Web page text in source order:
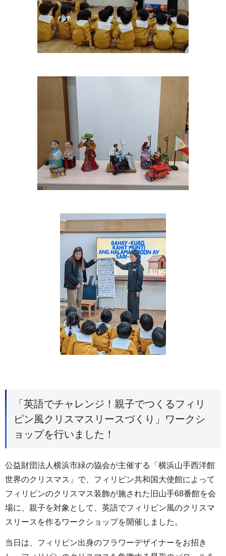
「英語でチャレンジ！親子でつくるフィリ
ピン風クリスマスリースづくり」ワークシ
ョップを行いました！
公益財団法人横浜市緑の協会が主催する「横浜山手西洋館
世界のクリスマス」で、フィリピン共和国大使館によって
フィリピンのクリスマス装飾が施された旧山手68番館を会
場に、親子を対象として、英語でフィリピン風のクリスマ
スリースを作るワークショップを開催しました。
当日は、フィリピン出身のフラワーデザイナーをお招き